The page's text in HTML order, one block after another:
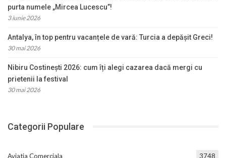
purta numele „Mircea Lucescu”!
3 iunie 2026
Antalya, în top pentru vacanțele de vară: Turcia a depășit Greci!
30 mai 2026
Nibiru Costinești 2026: cum îți alegi cazarea dacă mergi cu
prietenii la festival
30 mai 2026
Categorii Populare
Aviatia Comerciala 3748